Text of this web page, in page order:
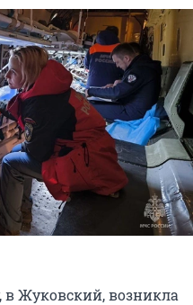
в Жуковский, возникла